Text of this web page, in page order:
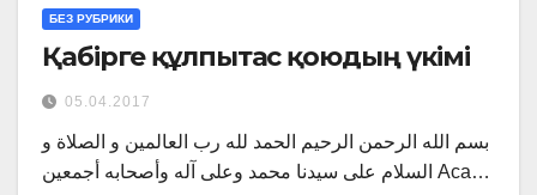
БЕЗ РУБРИКИ
Қабірге құлпытас қоюдың үкімі
05.04.2017
بسم الله الرحمن الرحيم الحمد لله رب العالمين و الصلاة و
السلام على سيدنا محمد وعلى آله وأصحابه أجمعين Аса…